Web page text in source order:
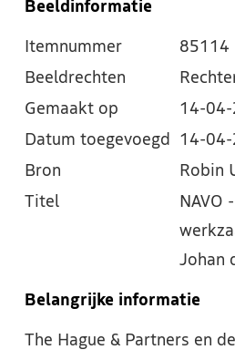
Beeldinformatie
Itemnummer
85114
Beeldrechten
Gemaakt op
14-
Datum toegevoegd
14-
Bron
Robin
Titel
NAVO
Johan
Belangrijke informatie
The Hague & Partners en